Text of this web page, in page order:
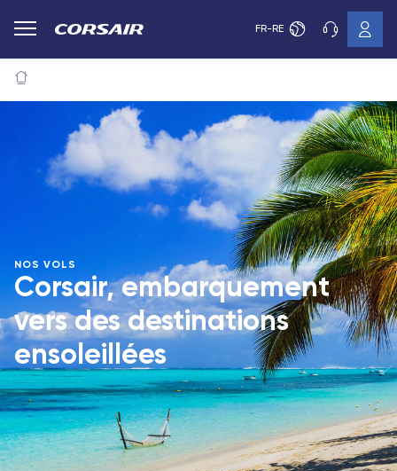
FR-RE
NOS VOLS
Corsair, embarquement
vers des destinations
ensoleillées